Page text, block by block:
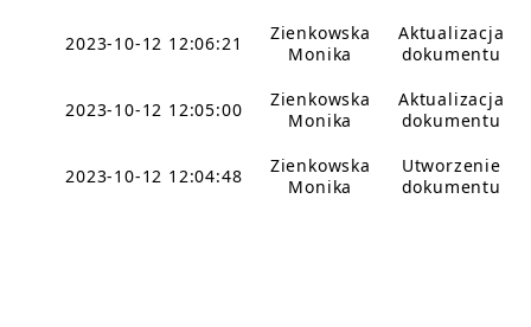
2023-10-12 12:06:21
Zienkowska
Monika
Aktualizacja
dokumentu
2023-10-12 12:05:00
Zienkowska
Monika
Aktualizacja
dokumentu
2023-10-12 12:04:48
Zienkowska
Monika
Utworzenie
dokumentu